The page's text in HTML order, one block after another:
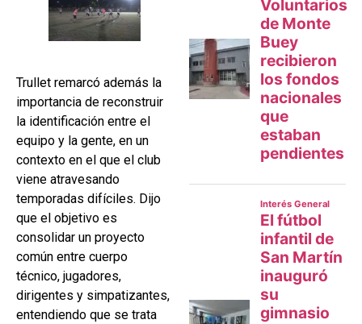
Trullet remarcó además la
importancia de reconstruir
la identificación entre el
equipo y la gente, en un
contexto en el que el club
viene atravesando
temporadas difíciles. Dijo
que el objetivo es
consolidar un proyecto
común entre cuerpo
técnico, jugadores,
dirigentes y simpatizantes,
entendiendo que se trata